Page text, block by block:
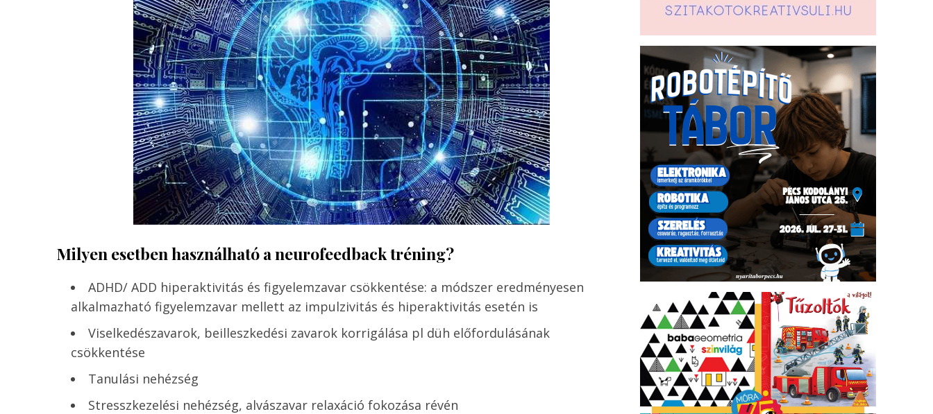
Milyen esetben használható a neurofeedback tréning?
ADHD/ ADD hiperaktivitás és figyelemzavar csökkentése: a módszer eredményesen
alkalmazható figyelemzavar mellett az impulzivitás és hiperaktivitás esetén is
Viselkedészavarok, beilleszkedési zavarok korrigálása pl düh előfordulásának
csökkentése
Tanulási nehézség
Stresszkezelési nehézség, alvászavar relaxáció fokozása révén